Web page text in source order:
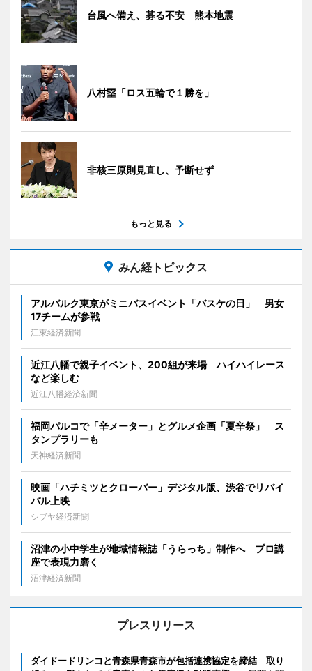
台風へ備え、募る不安 熊本地震
八村塁「ロス五輪で１勝を」
非核三原則見直し、予断せず
もっと見る
みん経トピックス
アルバルク東京がミニバスイベント「バスケの日」 男女
17チームが参戦
江東経済新聞
近江八幡で親子イベント、200組が来場 ハイハイレース
など楽しむ
近江八幡経済新聞
福岡パルコで「辛メーター」とグルメ企画「夏辛祭」 ス
タンプラリーも
天神経済新聞
映画「ハチミツとクローバー」デジタル版、渋谷でリバイ
バル上映
シブヤ経済新聞
沼津の小中学生が地域情報誌「うらっち」制作へ プロ講
座で表現力磨く
沼津経済新聞
プレスリリース
ダイドードリンコと青森県青森市が包括連携協定を締結 取り